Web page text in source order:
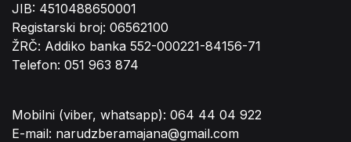
JIB: 4510488650001
Registarski broj: 06562100
ŽRČ: Addiko banka 552-000221-84156-71
Telefon: 051 963 874
Mobilni (viber, whatsapp): 064 44 04 922
E-mail: narudzberamajana@gmail.com